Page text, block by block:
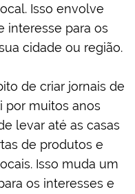
Isso envolve
interesse para os
cidade ou região.
de criar jornais de
por muitos anos
levar até as casas
de produtos e
Isso muda um
os interesses e